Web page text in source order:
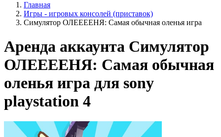
Главная
Игры - игровых консолей (приставок)
Симулятор ОЛЕЕЕЕНЯ: Самая обычная оленья игра
Аренда аккаунта Симулятор
ОЛЕЕЕЕНЯ: Самая обычная
оленья игра для sony
playstation 4